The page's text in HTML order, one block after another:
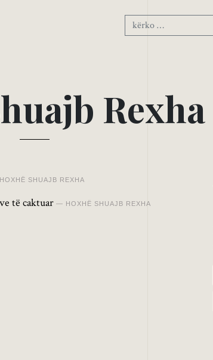
huajb Rexha
HOXHË SHUAJB REXHA
HOXHË SHUAJB REXHA